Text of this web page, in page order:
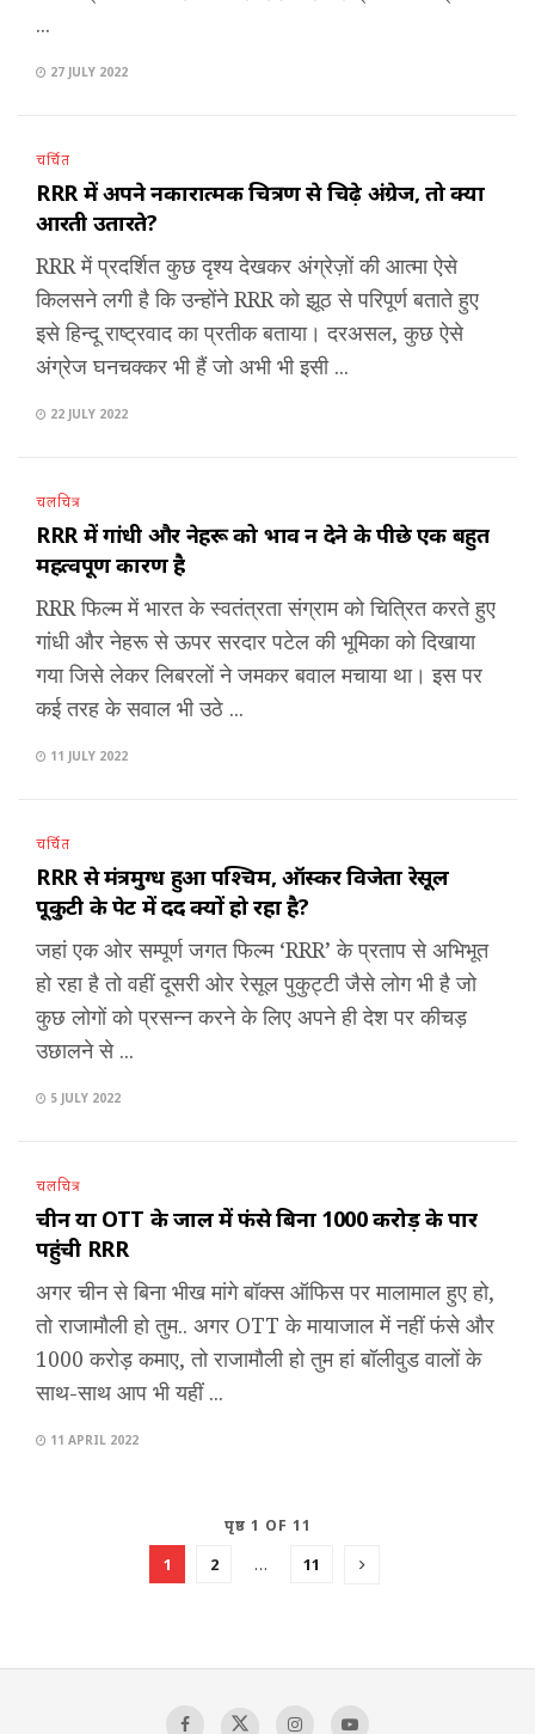
...
27 JULY 2022
चर्चित
RRR में अपने नकारात्मक चित्रण से चिढ़े अंग्रेज, तो क्या
आरती उतारते?
RRR में प्रदर्शित कुछ दृश्य देखकर अंग्रेज़ों की आत्मा ऐसे
किलसने लगी है कि उन्होंने RRR को झूठ से परिपूर्ण बताते हुए
इसे हिन्दू राष्ट्रवाद का प्रतीक बताया। दरअसल, कुछ ऐसे
अंग्रेज घनचक्कर भी हैं जो अभी भी इसी ...
22 JULY 2022
चलचित्र
RRR में गांधी और नेहरू को भाव न देने के पीछे एक बहुत
महत्वपूर्ण कारण है
RRR फिल्म में भारत के स्वतंत्रता संग्राम को चित्रित करते हुए
गांधी और नेहरू से ऊपर सरदार पटेल की भूमिका को दिखाया
गया जिसे लेकर लिबरलों ने जमकर बवाल मचाया था। इस पर
कई तरह के सवाल भी उठे ...
11 JULY 2022
चर्चित
RRR से मंत्रमुग्ध हुआ पश्चिम, ऑस्कर विजेता रेसूल
पूकुटी के पेट में दर्द क्यों हो रहा है?
जहां एक ओर सम्पूर्ण जगत फिल्म ‘RRR’ के प्रताप से अभिभूत
हो रहा है तो वहीं दूसरी ओर रेसूल पुकुट्टी जैसे लोग भी है जो
कुछ लोगों को प्रसन्न करने के लिए अपने ही देश पर कीचड़
उछालने से ...
5 JULY 2022
चलचित्र
चीन या OTT के जाल में फंसे बिना 1000 करोड़ के पार
पहुंची RRR
अगर चीन से बिना भीख मांगे बॉक्स ऑफिस पर मालामाल हुए हो,
तो राजामौली हो तुम.. अगर OTT के मायाजाल में नहीं फंसे और
1000 करोड़ कमाए, तो राजामौली हो तुम हां बॉलीवुड वालों के
साथ-साथ आप भी यहीं ...
11 APRIL 2022
पृष्ठ 1 OF 11
1 2 … 11